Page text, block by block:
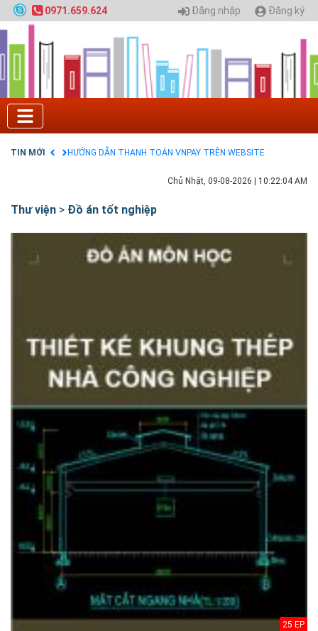
0971.659.624 Đăng nhập Đăng ký
TIN MỚI
Quy hoạch chung hệ thống đê điều thành phố Hà
Nội
GIAO LƯU TRỰC TUYẾN - TƯ VẤN TUYỂN SINH ĐẠI
HỌC CHÍNH QUY ĐẠI HỌC KIẾN TRÚC NĂM 2020 -
SỐ 02
Nạp EP vào tài khoản bằng thẻ cào điện thoại
Tuyển sinh 2025, Khoa kỹ thuật hạ tầng và môi
HƯỚNG DẪN THANH TOÁN VNPAY TRÊN WEBSITE
Chủ Nhật, 09-08-2026 10:22:05 AM
Thư viện > Đồ án tốt nghiệp
25 EP